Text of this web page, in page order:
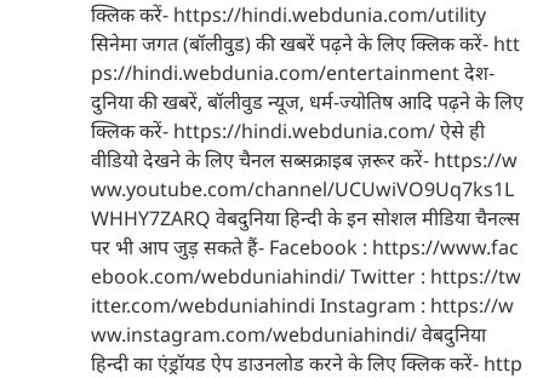
क्लिक करें- https://hindi.webdunia.com/utility
सिनेमा जगत (बॉलीवुड) की खबरें पढ़ने के लिए क्लिक करें- htt
ps://hindi.webdunia.com/entertainment देश-
दुनिया की खबरें, बॉलीवुड न्यूज, धर्म-ज्योतिष आदि पढ़ने के लिए
क्लिक करें- https://hindi.webdunia.com/ ऐसे ही
वीडियो देखने के लिए चैनल सब्सक्राइब ज़रूर करें- https://w
ww.youtube.com/channel/UCUwiVO9Uq7ks1L
WHHY7ZARQ वेबदुनिया हिन्दी के इन सोशल मीडिया चैनल्स
पर भी आप जुड़ सकते हैं- Facebook : https://www.fac
ebook.com/webduniahindi/ Twitter : https://tw
itter.com/webduniahindi Instagram : https://w
ww.instagram.com/webduniahindi/ वेबदुनिया
हिन्दी का एंड्रॉयड ऐप डाउनलोड करने के लिए क्लिक करें- http